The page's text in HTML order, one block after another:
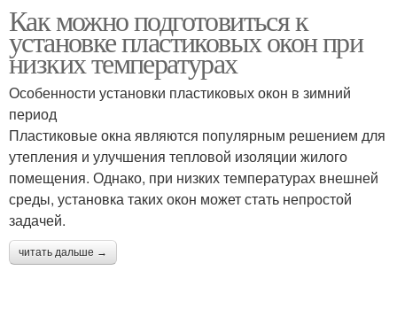
Как можно подготовиться к
установке пластиковых окон при
низких температурах
Особенности установки пластиковых окон в зимний
период
Пластиковые окна являются популярным решением для
утепления и улучшения тепловой изоляции жилого
помещения. Однако, при низких температурах внешней
среды, установка таких окон может стать непростой
задачей.
читать дальше →